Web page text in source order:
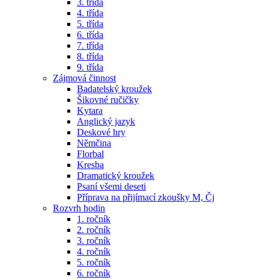
3. třída
4. třída
5. třída
6. třída
7. třída
8. třída
9. třída
Zájmová činnost
Badatelský kroužek
Šikovné ručičky
Kytara
Anglický jazyk
Deskové hry
Němčina
Florbal
Kresba
Dramatický kroužek
Psaní všemi deseti
Příprava na přijímací zkoušky M, Čj
Rozvrh hodin
1. ročník
2. ročník
3. ročník
4. ročník
5. ročník
6. ročník